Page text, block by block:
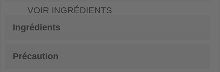
VOIR INGRÉDIENTS
Ingrédients
Précaution